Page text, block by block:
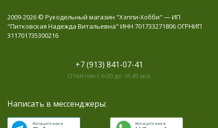
2009-2026 © Рукодельный магазин "Хэппи-Хобби" — ИП
"Питковская Надежда Витальевна" ИНН 701733271806 ОГРНИП
311701735300216
+7 (913) 841-07-41
Ответим с 6.00 до 16.45 мск
Написать в мессенджеры: